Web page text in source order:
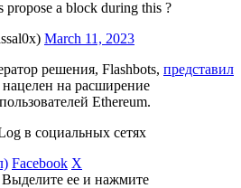
a block during this ?
March 11, 2023
решения, Flashbots, представил
на расширение
Ethereum.
в социальных сетях
Facebook X
ее и нажмите